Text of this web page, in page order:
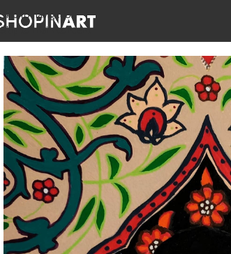
Skip to navigation
Skip to main content